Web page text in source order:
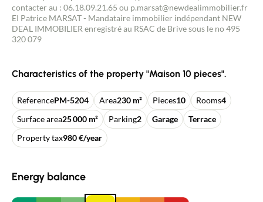
contacter au : 06.18.09.21.65 ou p.marsat@newdealimmobilier.fr
EI Patrice MARSAT - Mandataire immobilier indépendant NEW
DEAL IMMOBILIER enregistré au RSAC de Brive sous le no 495
320 079
Characteristics of the property "Maison 10 pieces".
ReferencePM-5204 Area230 m² Pieces10 Rooms4
Surface area25 000 m² Parking2 Garage
Terrace
Property tax980 €/year
Energy balance